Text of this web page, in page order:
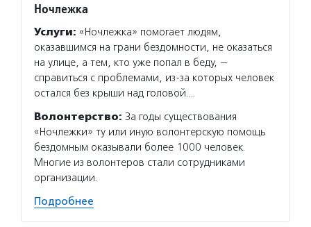
Ночлежка
Услуги: «Ночлежка» помогает людям,
оказавшимся на грани бездомности, не оказаться
на улице, а тем, кто уже попал в беду, —
справиться с проблемами, из-за которых человек
остался без крыши над головой.…
Волонтерство: За годы существования
«Ночлежки» ту или иную волонтерскую помощь
бездомным оказывали более 1000 человек.
Многие из волонтеров стали сотрудниками
организации.
Подробнее